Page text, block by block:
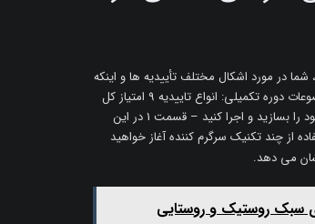
10: انواع تأیید در این درس، شما در مورد اشکال مختلف تأییدیه ها و اینکه
چگونه هر کدام به تنهایی یا در ترکیب با دیگران کار می کنند، خواهید آموخت. موضوعات دوره تکمیلی: انواع تاییدیه 9 امتیاز کل
فیلم درس 10 بحث درس: نوع تاییدی سنجش: امتحان درس 10 درس 11: تأیید خود را بسازید و اجرا کنید – قسمت 1 در این
از چند تکنیک سرگرم کننده آغاز خواهید
سبک روستیک و روستایی